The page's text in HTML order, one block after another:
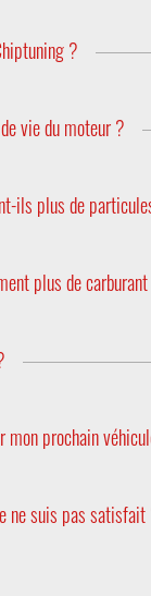
?
vie du moteur ?
ils plus de
plus de
prochain
également du
modèle ?
ne suis pas satisfait